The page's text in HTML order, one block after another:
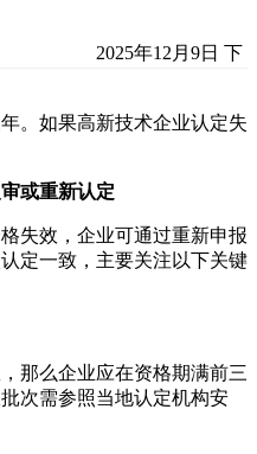
2025年12月9日 下
。如果高新技术企业认定失
或重新认定
失效，企业可通过重新申报
定一致，主要关注以下关键
那么企业应在资格期满前三
次需参照当地认定机构安